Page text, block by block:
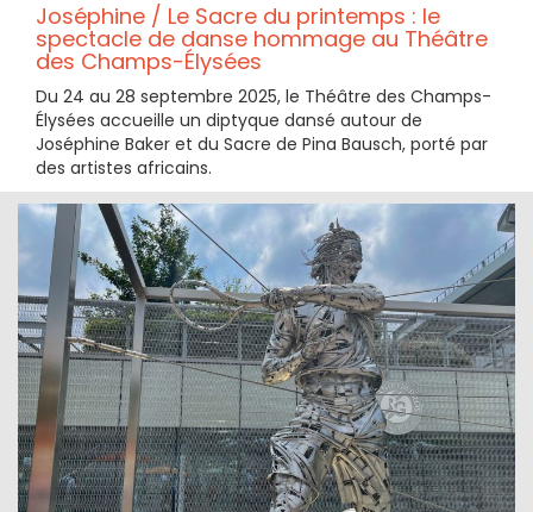
Joséphine / Le Sacre du printemps : le
spectacle de danse hommage au Théâtre
des Champs-Élysées
Du 24 au 28 septembre 2025, le Théâtre des Champs-
Élysées accueille un diptyque dansé autour de
Joséphine Baker et du Sacre de Pina Bausch, porté par
des artistes africains.